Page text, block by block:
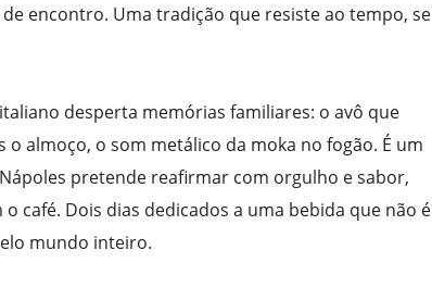
encontro. Uma tradição que resiste ao tempo, se
desperta memórias familiares: o avô que
almoço, o som metálico da moka no fogão. É um
pretende reafirmar com orgulho e sabor,
café. Dois dias dedicados a uma bebida que não é
mundo inteiro.